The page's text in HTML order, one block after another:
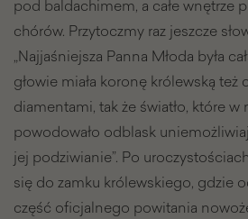
pod baldachimem, a całe wnętrze
chórów. Przytoczmy raz jeszcze
„Najjaśniejsza Panna Młoda była
głowie miała koronę królewską też
diamentami, tak że światło, które w
powodowało odblask
jej podziwianie”. Po
się do zamku królewskiego, gdzie
część oficjalnego powitania